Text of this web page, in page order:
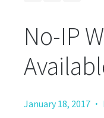
No-IP
January 18, 2017 ·